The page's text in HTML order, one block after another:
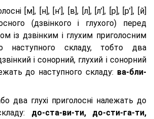
[м], [н], [н’], [в], [л], [л’], [р], [р’], [й]
(дзвінкого і глухого) перед
із дзвінким і глухим приголосним
наступного складу, тобто два
і сонорний, глухий і сонорний
до наступного складу: ва-бли-
два глухі приголосні належать до
до-ста-ви-ти, до-сти-га-ти,